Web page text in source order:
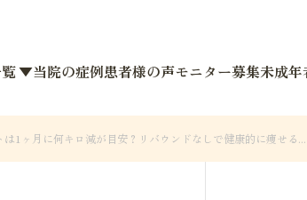
覧 ▼当院の症例患者様の声モニター募集未成
は1ヶ月に何キロ減が目安？リバウンドなしで健康的に痩せる...